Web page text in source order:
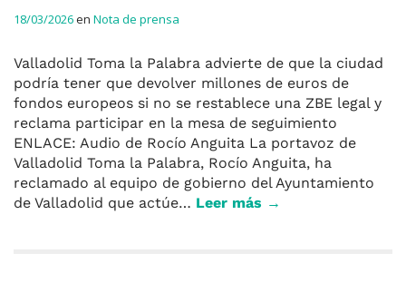
18/03/2026en Nota de prensa
Valladolid Toma la Palabra advierte de que la ciudad
podría tener que devolver millones de euros de
fondos europeos si no se restablece una ZBE legal y
reclama participar en la mesa de seguimiento
ENLACE: Audio de Rocío Anguita La portavoz de
Valladolid Toma la Palabra, Rocío Anguita, ha
reclamado al equipo de gobierno del Ayuntamiento
de Valladolid que actúe… Leer más →